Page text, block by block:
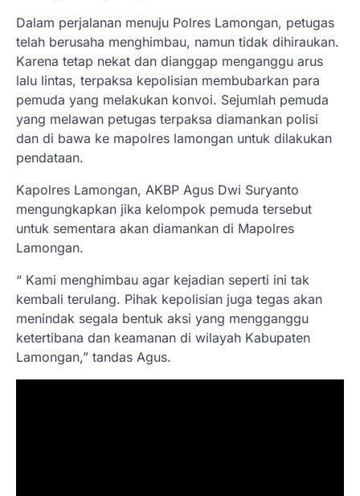
Dalam perjalanan menuju Polres Lamongan, petugas
telah berusaha menghimbau, namun tidak dihiraukan.
Karena tetap nekat dan dianggap menganggu arus
lalu lintas, terpaksa kepolisian membubarkan para
pemuda yang melakukan konvoi. Sejumlah pemuda
yang melawan petugas terpaksa diamankan polisi
dan di bawa ke mapolres lamongan untuk dilakukan
pendataan.
Kapolres Lamongan, AKBP Agus Dwi Suryanto
mengungkapkan jika kelompok pemuda tersebut
untuk sementara akan diamankan di Mapolres
Lamongan.
“ Kami menghimbau agar kejadian seperti ini tak
kembali terulang. Pihak kepolisian juga tegas akan
menindak segala bentuk aksi yang mengganggu
ketertibana dan keamanan di wilayah Kabupaten
Lamongan,” tandas Agus.